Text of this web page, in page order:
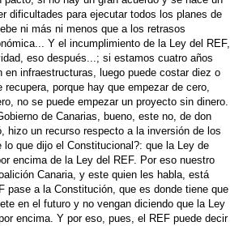
dificultades para ejecutar todos los planes de
ni más ni menos que a los retrasos
Y el incumplimiento de la Ley del REF,
eso después...; si estamos cuatro años
en infraestructuras, luego puede costar diez o
recupera, porque hay que empezar de cero,
no se puede empezar un proyecto sin dinero.
de Canarias, bueno, este no, de don
hizo un recurso respecto a la inversión de los
que dijo el Constitucional?: que la Ley de
encima de la Ley del REF. Por eso nuestro
Canaria, y este quien les habla, está
pase a la Constitución, que es donde tiene que
en el futuro y no vengan diciendo que la Ley
encima. Y por eso, pues, el REF puede decir